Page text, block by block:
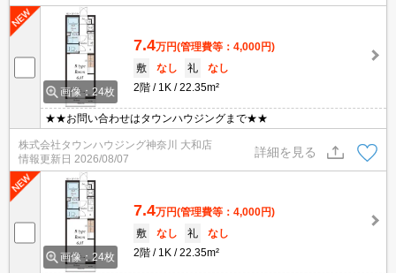
画像：24枚
7.4万円(管理費等：4,000円)
敷
なし 礼
なし
2階
1K 22.35m²
★★お問い合わせはタウンハウジングまで★★
株式会社タウンハウジング神奈川 大和店
情報更新日 2026/08/07
詳細を見る
画像：24枚
7.4万円(管理費等：4,000円)
敷
なし 礼
なし
2階
1K 22.35m²